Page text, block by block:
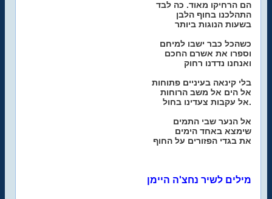
הם הרחיקו מאוד. כה לבד
התהלכנו בחוף הלבן
בשעות הנוגות ביותר
כשהכל כבר ישבו למיחם
וספרו את אשרם החכם
ואנחנו נדדנו רחוק
בלי קינאה בעיניים פתוחות
אל הים אל משב הרוחות
אל עקבות צעדינו בחול.
אל הנער שבי התמים
שימצא באחד הימים
את בגדי הפזורים על החוף
מילים לשיר נחצ'ה היימן